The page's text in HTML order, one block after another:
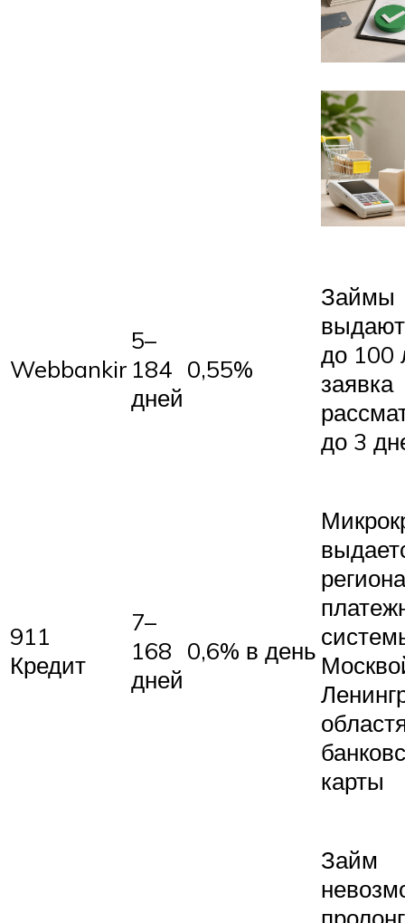
Webbankir
5–
184
дней
0,55%
Займы
до 100
заявка
до 3
911
Кредит
7–
168
дней
0,6% в день
карты
Займ